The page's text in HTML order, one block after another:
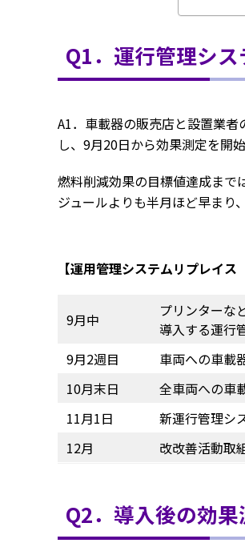
Q1．運行管理シ
A1．車載器の販売店と設置業
し、9月20日から効果測定を開始
燃料削減効果の目標値達成まで
ジュールよりも半月ほど早まり
【運用管理システムリプレイ
9月中
プリンターな
導入する運行
9月2週目
車両への車載
10月末日
全車両への車
11月1日
新運行管理シ
12月
改改善活動取
Q2．導入後の効果